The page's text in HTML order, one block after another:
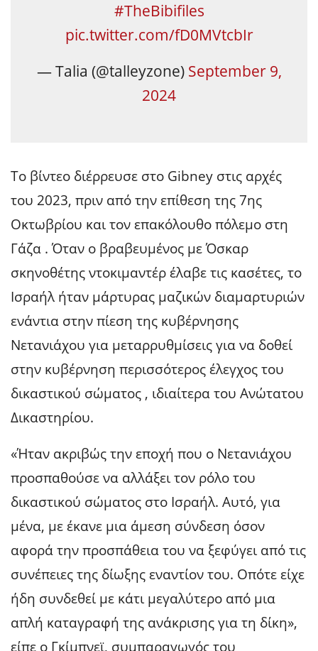
#TheBibifiles
pic.twitter.com/fD0MVtcbIr
— Talia (@talleyzone) September 9,
2024
Το βίντεο διέρρευσε στο Gibney στις αρχές
του 2023, πριν από την επίθεση της 7ης
Οκτωβρίου και τον επακόλουθο πόλεμο στη
Γάζα . Όταν ο βραβευμένος με Όσκαρ
σκηνοθέτης ντοκιμαντέρ έλαβε τις κασέτες, το
Ισραήλ ήταν μάρτυρας μαζικών διαμαρτυριών
ενάντια στην πίεση της κυβέρνησης
Νετανιάχου για μεταρρυθμίσεις για να δοθεί
στην κυβέρνηση περισσότερος έλεγχος του
δικαστικού σώματος , ιδιαίτερα του Ανώτατου
Δικαστηρίου.
«Ήταν ακριβώς την εποχή που ο Νετανιάχου
προσπαθούσε να αλλάξει τον ρόλο του
δικαστικού σώματος στο Ισραήλ. Αυτό, για
μένα, με έκανε μια άμεση σύνδεση όσον
αφορά την προσπάθεια του να ξεφύγει από τις
συνέπειες της δίωξης εναντίον του. Οπότε είχε
ήδη συνδεθεί με κάτι μεγαλύτερο από μια
απλή καταγραφή της ανάκρισης για τη δίκη»,
είπε ο Γκίμπνεϊ, συμπαραγωγός του